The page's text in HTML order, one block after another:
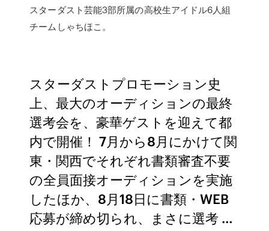
スターダスト芸能3部所属の高校生アイドル6人組
チームしゃちほこ。
スターダストプロモーション史
上、最大のオーディションの最終
選考会を、豪華ゲストを迎えて都
内で開催！ 7月から8月にかけて関
東・関西でそれぞれ書類審査不要
の全員面接オーディションを実施
したほか、8月18日に書類・WEB
応募が締め切られ、まさに選考 …